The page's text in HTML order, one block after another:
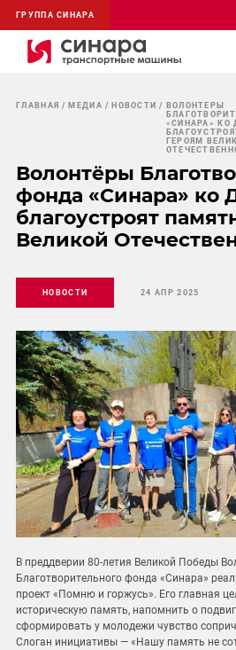
ГРУППА СИНАРА
ГЛАВНАЯ МЕДИА НОВОСТИ
ВОЛОНТЁРЫ
«СИНАРА» КО
ГЕРОЯМ
Волонтёры
фонда «Синара» ко
благоустроят
Великой
НОВОСТИ 24 АПР 2025
В преддверии 80-летия Великой Победы
Благотворительного фонда «Синара»
проект «Помню и горжусь». Его главная
историческую память, напомнить о
сформировать у молодежи чувство
Слоган инициативы — «Нашу память не